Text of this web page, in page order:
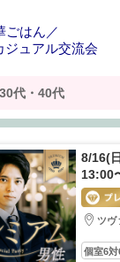
ごはん／
ジュアル交流会
30代・40代
8/16(
13:00
ツヴ
個室6対